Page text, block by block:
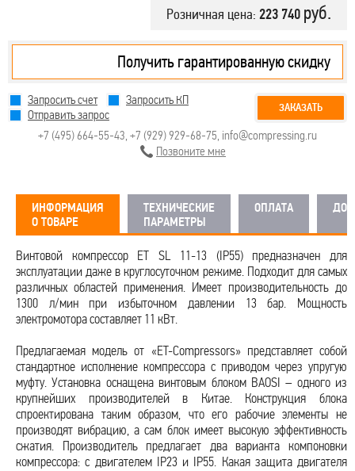
Розничная цена: 223 740 руб.
Получить гарантированную скидку
Запросить счет
Запросить КП
Отправить запрос
ЗАКАЗАТЬ
+7 (495) 664-55-43 +7 (929) 929-68-75 info@compressing.ru
Позвоните мне
ИНФОРМАЦИЯ
О ТОВАРЕ
ТЕХНИЧЕСКИЕ
ПАРАМЕТРЫ
ОПЛАТА
Винтовой компрессор ET SL 11-13 (IP55) предназначен для
эксплуатации даже в круглосуточном режиме. Подходит для самых
различных областей применения. Имеет производительность до
1300 л/мин при избыточном давлении 13 бар. Мощность
электромотора составляет 11 кВт.
Предлагаемая модель от «ET-Compressors» представляет собой
стандартное исполнение компрессора с приводом через упругую
муфту. Установка оснащена винтовым блоком BAOSI – одного из
крупнейших производителей в Китае. Конструкция блока
спроектирована таким образом, что его рабочие элементы не
производят вибрацию, а сам блок имеет высокую эффективность
сжатия. Производитель предлагает два варианта компоновки
компрессора: с двигателем IP23 и IP55. Какая защита двигателя